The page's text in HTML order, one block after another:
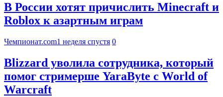
В России хотят причислить Minecraft и
Roblox к азартным играм
Чемпионат.com1 неделя спустя 0
Blizzard уволила сотрудника, который
помог стримерше YaraByte с World of
Warcraft